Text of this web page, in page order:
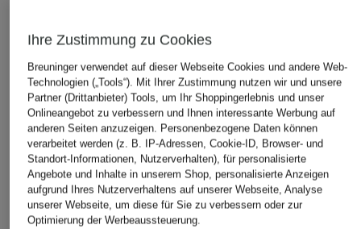
Ihre Zustimmung zu Cookies
Breuninger verwendet auf dieser Webseite Cookies und andere Web-
Technologien („Tools“). Mit Ihrer Zustimmung nutzen wir und unsere
Partner (Drittanbieter) Tools, um Ihr Shoppingerlebnis und unser
Onlineangebot zu verbessern und Ihnen interessante Werbung auf
anderen Seiten anzuzeigen. Personenbezogene Daten können
verarbeitet werden (z. B. IP-Adressen, Cookie-ID, Browser- und
Standort-Informationen, Nutzerverhalten), für personalisierte
Angebote und Inhalte in unserem Shop, personalisierte Anzeigen
aufgrund Ihres Nutzerverhaltens auf unserer Webseite, Analyse
unserer Webseite, um diese für Sie zu verbessern oder zur
Optimierung der Werbeaussteuerung.